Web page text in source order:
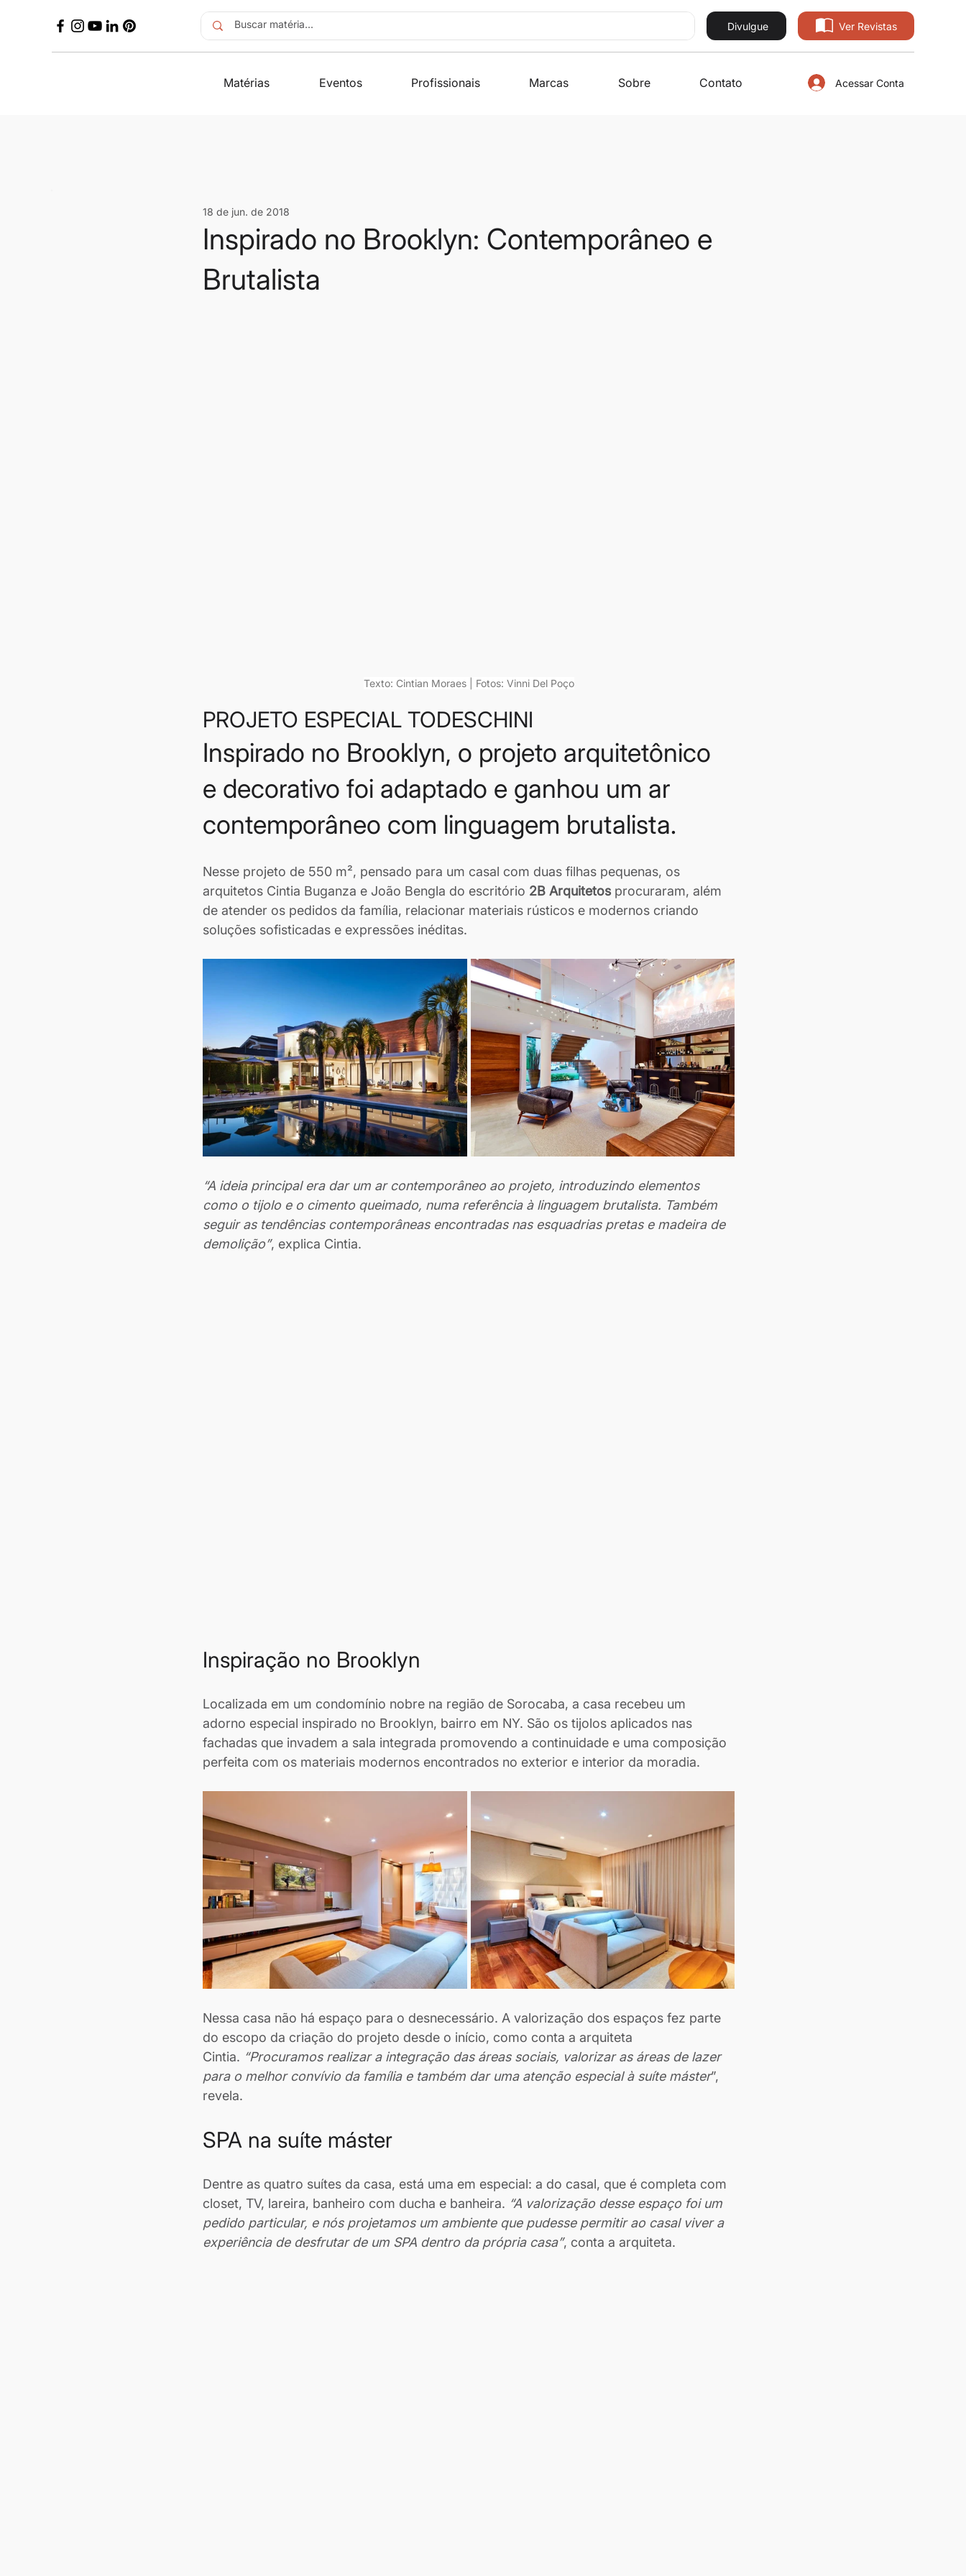
Divulgue Ver Revistas
Matérias Eventos Profissionais Marcas Sobre Contato Acessar Conta
Inspirado no Brooklyn: Contemporâneo e
Brutalista
18 de jun. de 2018
Texto: Cintian Moraes | Fotos: Vinni Del Poço
PROJETO ESPECIAL TODESCHINI
Inspirado no Brooklyn, o projeto arquitetônico
e decorativo foi adaptado e ganhou um ar
contemporâneo com linguagem brutalista.
Nesse projeto de 550 m², pensado para um casal com duas filhas pequenas, os
arquitetos Cintia Buganza e João Bengla do escritório 2B Arquitetos procuraram, além
de atender os pedidos da família, relacionar materiais rústicos e modernos criando
soluções sofisticadas e expressões inéditas.
“A ideia principal era dar um ar contemporâneo ao projeto, introduzindo elementos
como o tijolo e o cimento queimado, numa referência à linguagem brutalista. Também
seguir as tendências contemporâneas encontradas nas esquadrias pretas e madeira de
demolição”, explica Cintia.
Inspiração no Brooklyn
Localizada em um condomínio nobre na região de Sorocaba, a casa recebeu um
adorno especial inspirado no Brooklyn, bairro em NY. São os tijolos aplicados nas
fachadas que invadem a sala integrada promovendo a continuidade e uma composição
perfeita com os materiais modernos encontrados no exterior e interior da moradia.
Nessa casa não há espaço para o desnecessário. A valorização dos espaços fez parte
do escopo da criação do projeto desde o início, como conta a arquiteta
Cintia. “Procuramos realizar a integração das áreas sociais, valorizar as áreas de lazer
para o melhor convívio da família e também dar uma atenção especial à suíte máster”,
revela.
SPA na suíte máster
Dentre as quatro suítes da casa, está uma em especial: a do casal, que é completa com
closet, TV, lareira, banheiro com ducha e banheira. “A valorização desse espaço foi um
pedido particular, e nós projetamos um ambiente que pudesse permitir ao casal viver a
experiência de desfrutar de um SPA dentro da própria casa”, conta a arquiteta.